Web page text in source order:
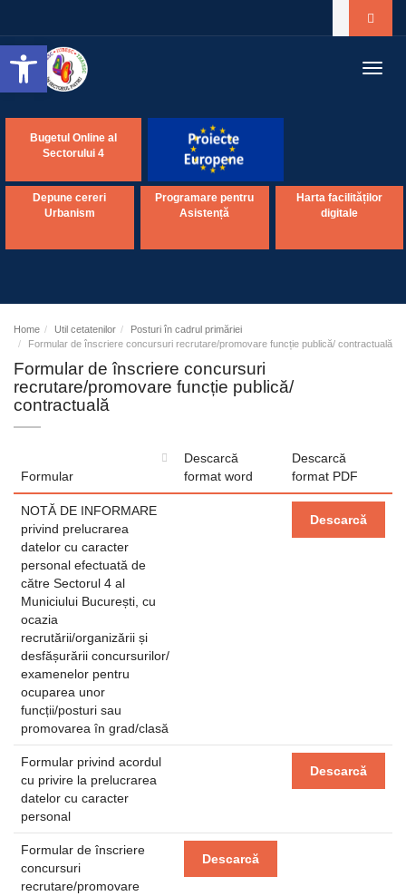
Open toolbar
Bugetul Online al
Sectorului 4
Depune cereri
Urbanism
Programare pentru
Asistență
Harta facilităților
digitale
Home Util cetatenilor
Posturi în cadrul primăriei
Formular de înscriere concursuri recrutare/promovare funcție publică/ contractuală
Formular de înscriere concursuri
recrutare/promovare funcție publică/
contractuală
Formular
Descarcă
format word
Descarcă
format PDF
NOTĂ DE INFORMARE
privind prelucrarea
datelor cu caracter
personal efectuată de
către Sectorul 4 al
Municiului București, cu
ocazia
recrutării/organizării și
desfășurării concursurilor/
examenelor pentru
ocuparea unor
funcții/posturi sau
promovarea în grad/clasă
Descarcă
Formular privind acordul
cu privire la prelucrarea
datelor cu caracter
personal
Descarcă
Formular de înscriere
concursuri
recrutare/promovare
Descarcă